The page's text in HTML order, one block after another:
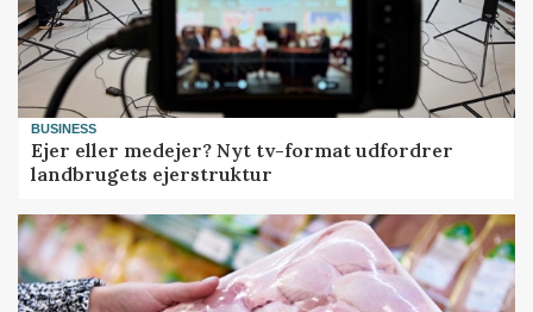
BUSINESS
Ejer eller medejer? Nyt tv-format udfordrer
landbrugets ejerstruktur